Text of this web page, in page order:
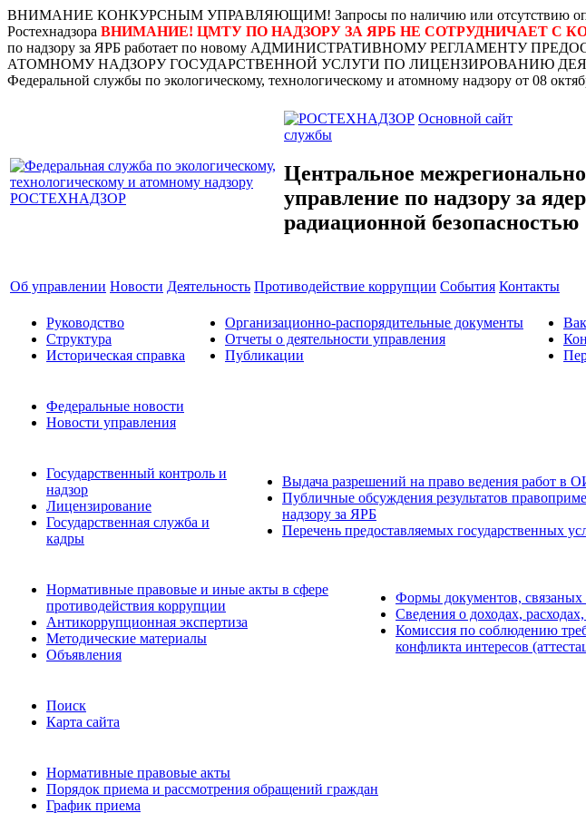
ВНИМАНИЕ КОНКУРСНЫМ УПРАВЛЯЮЩИМ! Запросы по наличию или отсутствию
Ростехнадзора ВНИМАНИЕ! ЦМТУ ПО НАДЗОРУ ЗА ЯРБ НЕ СОТРУДНИЧАЕТ С
по надзору за ЯРБ работает по новому АДМИНИСТРАТИВНОМУ
АТОМНОМУ НАДЗОРУ ГОСУДАРСТВЕННОЙ УСЛУГИ ПО ЛИЦЕНЗИРОВАНИЮ
Федеральной службы по экологическому, технологическому и атомному надзору от 08
Основной сайт
службы
Центральное
управление по надзору за
радиационной безопасностью
Об управлении Новости Деятельность Противодействие коррупции События Контакты
Руководство
Структура
Историческая справка
Организационно-распорядительные документы
Отчеты о деятельности управления
Публикации
Федеральные новости
Новости управления
Государственный контроль и
надзор
Лицензирование
Государственная служба и
кадры
Выдача разрешений на право ведения работ в
Публичные обсуждения результатов
надзору за ЯРБ
Перечень предоставляемых государственных
Нормативные правовые и иные акты в сфере
противодействия коррупции
Антикоррупционная экспертиза
Методические материалы
Объявления
Формы документов, связаных
Сведения о доходах,
Комиссия по соблюдению
конфликта интересов
Поиск
Карта сайта
Нормативные правовые акты
Порядок приема и рассмотрения обращений граждан
График приема